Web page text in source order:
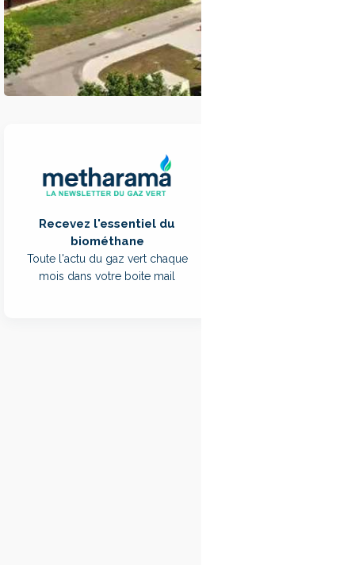
Recevez l'essentiel du
biométhane
Toute l'actu du gaz vert chaque
mois dans votre boite mail